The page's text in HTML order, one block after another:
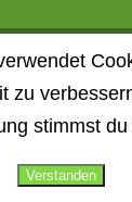
- Aus
die Region.
-
zu
stimmst
Verstanden